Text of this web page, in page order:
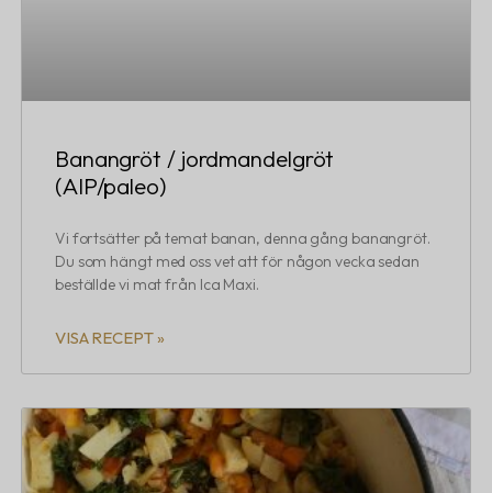
Banangröt / jordmandelgröt
(AIP/paleo)
Vi fortsätter på temat banan, denna gång banangröt.
Du som hängt med oss vet att för någon vecka sedan
beställde vi mat från Ica Maxi.
VISA RECEPT »